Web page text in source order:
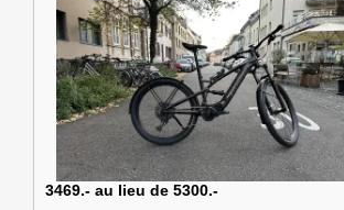
3469.- au lieu de 5300.-